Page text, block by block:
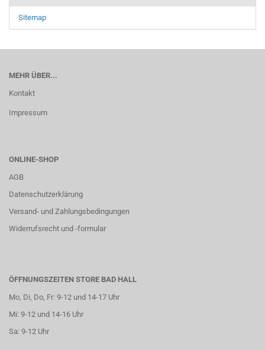
Sitemap
MEHR ÜBER...
Kontakt
Impressum
ONLINE-SHOP
AGB
Datenschutzerklärung
Versand- und Zahlungsbedingungen
Widerrufsrecht und -formular
ÖFFNUNGSZEITEN STORE BAD HALL
Mo, Di, Do, Fr: 9-12 und 14-17 Uhr
Mi: 9-12 und 14-16 Uhr
Sa: 9-12 Uhr